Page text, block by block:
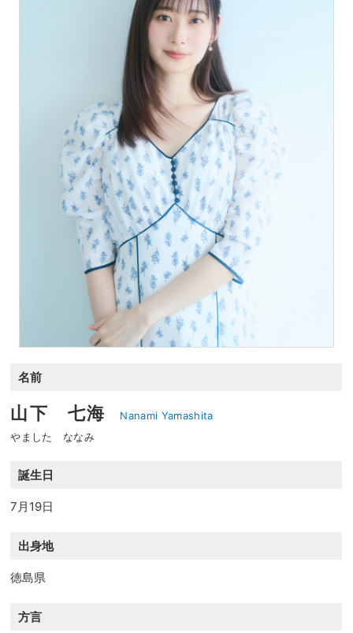
名前
山下 七海
Nanami Yamashita
やました ななみ
誕生日
7月19日
出身地
徳島県
方言